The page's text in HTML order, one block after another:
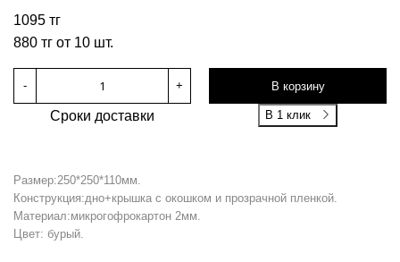
1095 тг
880 тг от 10 шт.
- + В корзину
Сроки доставки В 1 клик
Размер:250*250*110мм.
Конструкция:дно+крышка с окошком и прозрачной пленкой.
Материал:микрогофрокартон 2мм.
Цвет: бурый.